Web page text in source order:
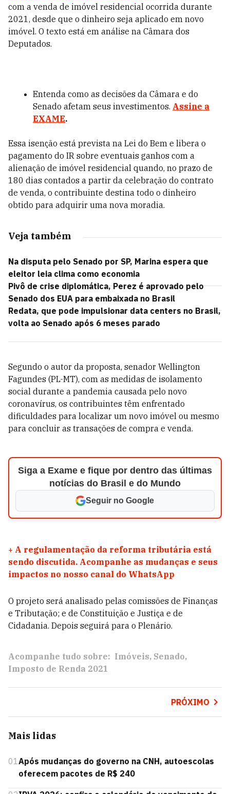
com a venda de imóvel residencial ocorrida durante
2021, desde que o dinheiro seja aplicado em novo
imóvel. O texto está em análise na Câmara dos
Deputados.
Entenda como as decisões da Câmara e do
Senado afetam seus investimentos. Assine a
EXAME.
Essa isenção está prevista na Lei do Bem e libera o
pagamento do IR sobre eventuais ganhos com a
alienação de imóvel residencial quando, no prazo de
180 dias contados a partir da celebração do contrato
de venda, o contribuinte destina todo o dinheiro
obtido para adquirir uma nova moradia.
Veja também
Na disputa pelo Senado por SP, Marina espera que
eleitor leia clima como economia
Pivô de crise diplomática, Perez é aprovado pelo
Senado dos EUA para embaixada no Brasil
Redata, que pode impulsionar data centers no Brasil,
volta ao Senado após 6 meses parado
Segundo o autor da proposta, senador Wellington
Fagundes (PL-MT), com as medidas de isolamento
social durante a pandemia causada pelo novo
coronavírus, os contribuintes têm enfrentado
dificuldades para localizar um novo imóvel ou mesmo
para concluir as transações de compra e venda.
Siga a Exame e fique por dentro das últimas
notícias do Brasil e do Mundo
Seguir no Google
+ A regulamentação da reforma tributária está
sendo discutida. Acompanhe as mudanças e seus
impactos no nosso canal do WhatsApp
O projeto será analisado pelas comissões de Finanças
e Tributação; e de Constituição e Justiça e de
Cidadania. Depois seguirá para o Plenário.
Acompanhe tudo sobre: Imóveis Senado
Imposto de Renda 2021
PRÓXIMO
Mais lidas
01Após mudanças do governo na CNH, autoescolas
oferecem pacotes de R$ 240